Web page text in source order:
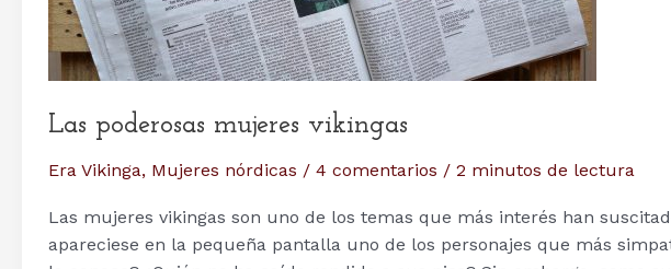
Las poderosas mujeres vikingas
Era Vikinga, Mujeres nórdicas / 4 comentarios / 2 minutos de lectura
Las mujeres vikingas son uno de los temas que más interés han
apareciese en la pequeña pantalla uno de los personajes que más